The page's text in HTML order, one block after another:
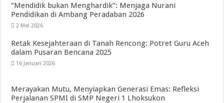
“Mendidik bukan Menghardik”: Menjaga Nurani
Pendidikan di Ambang Peradaban 2026
2 Mei 2026
Retak Kesejahteraan di Tanah Rencong: Potret Guru Aceh
dalam Pusaran Bencana 2025
16 Januari 2026
Merayakan Mutu, Menyiapkan Generasi Emas: Refleksi
Perjalanan SPMI di SMP Negeri 1 Lhoksukon